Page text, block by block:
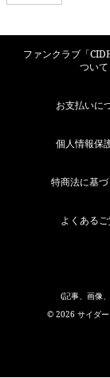
ファンクラブ「
ついて
お支払いに
個人情報保
特商法に基
よくある
(記事、画像
© 2026 サイダ